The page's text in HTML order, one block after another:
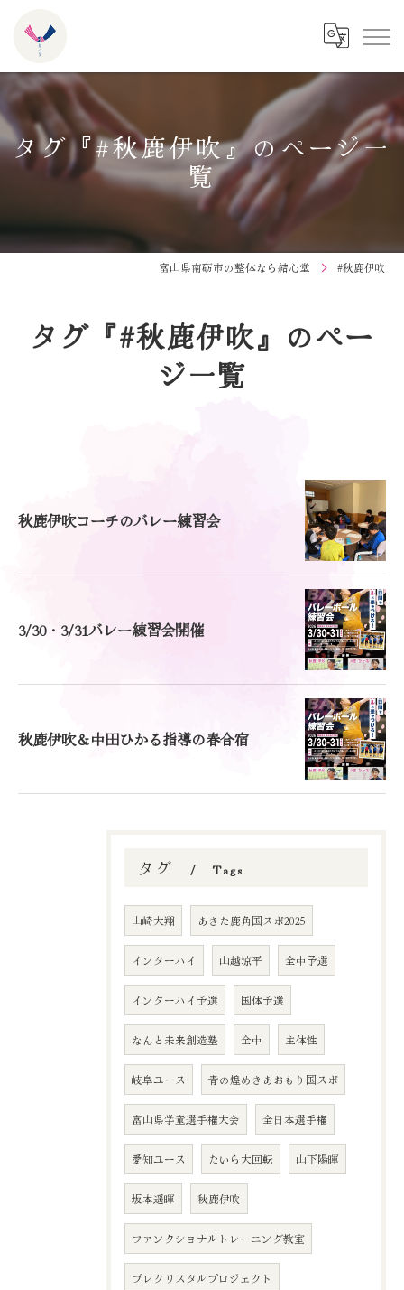
タグ『#秋鹿伊吹』のページ一
覧
富山県南砺市の整体なら結心堂 #秋鹿伊吹
タグ『#秋鹿伊吹』のペー
ジ一覧
秋鹿伊吹コーチのバレー練習会
3/30・3/31バレー練習会開催
秋鹿伊吹＆中田ひかる指導の春合宿
タグ Tags
山崎大翔 あきた鹿角国スポ2025
インターハイ 山越涼平 全中予選
インターハイ予選 国体予選
なんと未来創造塾 全中 主体性
岐阜ユース 青の煌めきあおもり国スポ
富山県学童選手権大会 全日本選手権
愛知ユース たいら大回転 山下陽暉
坂本遥暉 秋鹿伊吹
ファンクショナルトレーニング教室
プレクリスタルプロジェクト